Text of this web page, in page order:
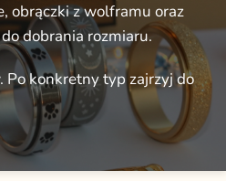
obrączkizwolframu oraz
dodobrania rozmiaru.
Pokonkretnytyp zajrzyjdo